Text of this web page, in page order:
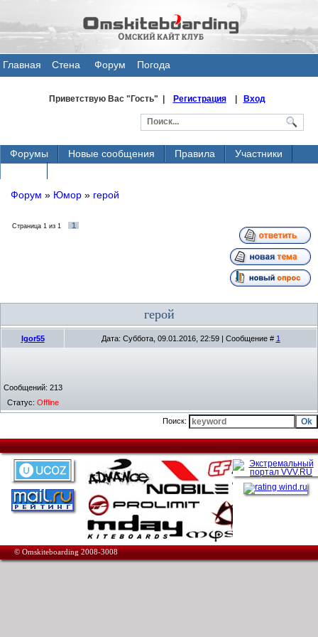
Главная
Стена
Форум Погода
Приветствую Вас"Гость" | Регистрация| Вход
Форумы Новые сообщения Правила
Участники
Форум » Юмор » герой
Страница 1 из 1 1
герой
Igor55 Дата: Суббота, 09.01.2016, 22:59 | Сообщение # 1
Сообщений: 213
Статус: Offline
Поиск:
© Omskiteboarding 2008-3008